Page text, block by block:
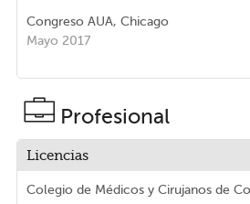
Congreso AUA, Chicago
Mayo 2017
Profesional
Licencias
Colegio de Médicos y Cirujanos de